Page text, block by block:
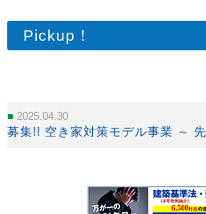
Pickup！
2025.04.30
募集!! 空き家対策モデル事業 ～